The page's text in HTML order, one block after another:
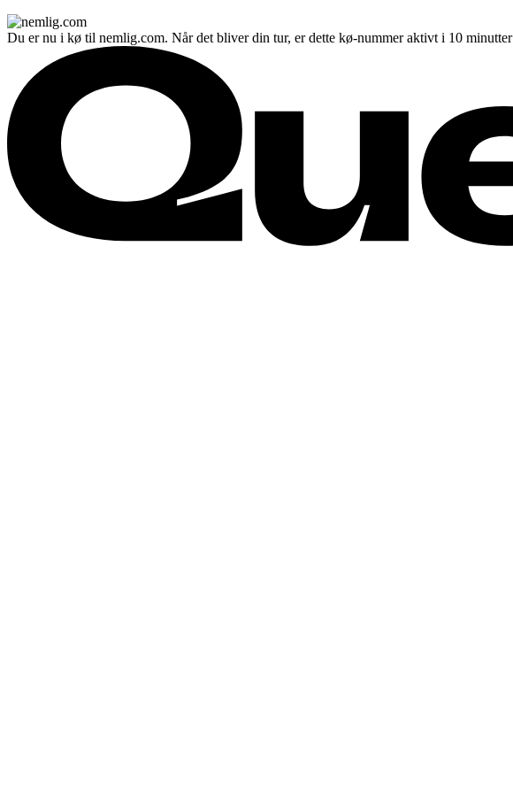
Du er nu i kø til nemlig.com. Når det bliver din tur, er dette kø-nummer aktivt i 10 minutter